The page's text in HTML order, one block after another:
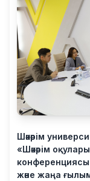
Шәкәрім
«Шәкәрім
және жаңа